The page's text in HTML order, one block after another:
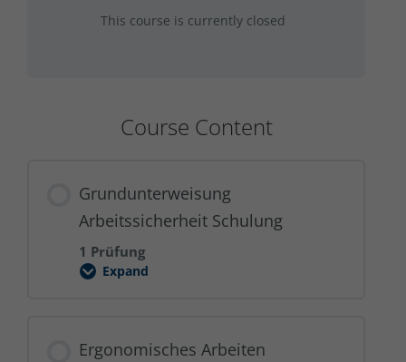
This course is currently closed
Course Content
Grundunterweisung
Arbeitssicherheit Schulung
1 Prüfung
Expand
Grundunterweisung
Ergonomisches Arbeiten